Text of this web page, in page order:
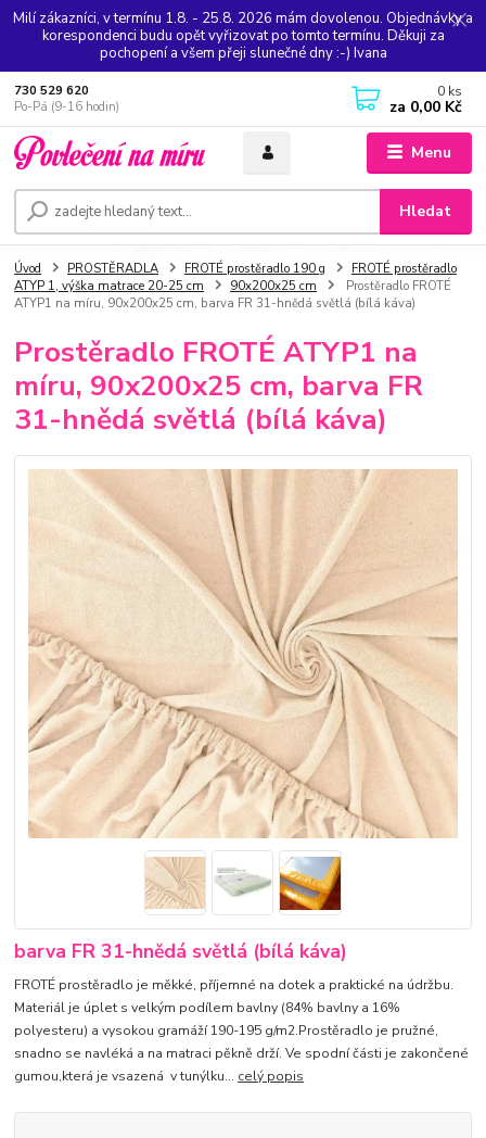
Milí zákazníci, v termínu 1.8. - 25.8. 2026 mám dovolenou. Objednávky a
korespondenci budu opět vyřizovat po tomto termínu. Děkuji za
pochopení a všem přeji slunečné dny :-) Ivana
Menu
Hledat
730 529 620
Po-Pá (9-16 hodin)
0 ks
za 0,00 Kč
Úvod PROSTĚRADLA FROTÉ prostěradlo 190 g
FROTÉ prostěradlo
ATYP 1, výška matrace 20-25 cm
90x200x25 cm
Prostěradlo FROTÉ
ATYP1 na míru, 90x200x25 cm, barva FR 31-hnědá světlá (bílá káva)
Prostěradlo FROTÉ ATYP1 na
míru, 90x200x25 cm, barva FR
31-hnědá světlá (bílá káva)
barva FR 31-hnědá světlá (bílá káva)
FROTÉ prostěradlo je měkké, příjemné na dotek a praktické na údržbu.
Materiál je úplet s velkým podílem bavlny (84% bavlny a 16%
polyesteru) a vysokou gramáží 190-195 g/m2.Prostěradlo je pružné,
snadno se navléká a na matraci pěkně drží. Ve spodní části je zakončené
gumou,která je vsazená v tunýlku... celý popis